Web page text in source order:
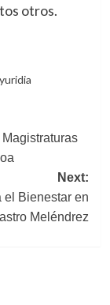
otros.
yuridia
Next:
el Bienestar en
Meléndrez